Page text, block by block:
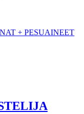
+ PESUAINEET